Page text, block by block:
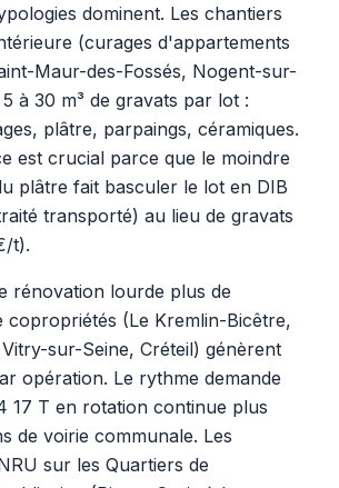
dominent. Les chantiers
(curages d'appartements
Maur-des-Fossés, Nogent-sur-
à 30 m³ de gravats par lot :
plâtre, parpaings, céramiques.
est crucial parce que le moindre
plâtre fait basculer le lot en DIB
transporté) au lieu de gravats
t).
rénovation lourde plus de
copropriétés (Le Kremlin-Bicêtre,
sur-Seine, Créteil) génèrent
opération. Le rythme demande
17 T en rotation continue plus
de voirie communale. Les
sur les Quartiers de